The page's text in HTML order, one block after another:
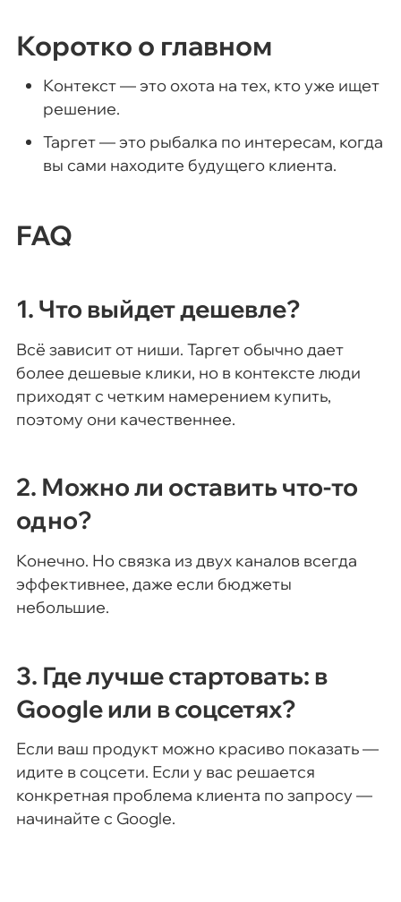
Коротко о главном
Контекст — это охота на тех, кто уже ищет
решение.
Таргет — это рыбалка по интересам, когда
вы сами находите будущего клиента.
FAQ
1. Что выйдет дешевле?
Всё зависит от ниши. Таргет обычно дает
более дешевые клики, но в контексте люди
приходят с четким намерением купить,
поэтому они качественнее.
2. Можно ли оставить что-то
одно?
Конечно. Но связка из двух каналов всегда
эффективнее, даже если бюджеты
небольшие.
3. Где лучше стартовать: в
Google или в соцсетях?
Если ваш продукт можно красиво показать —
идите в соцсети. Если у вас решается
конкретная проблема клиента по запросу —
начинайте с Google.